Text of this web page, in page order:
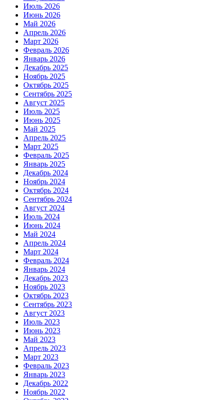
Июль 2026
Июнь 2026
Май 2026
Апрель 2026
Март 2026
Февраль 2026
Январь 2026
Декабрь 2025
Ноябрь 2025
Октябрь 2025
Сентябрь 2025
Август 2025
Июль 2025
Июнь 2025
Май 2025
Апрель 2025
Март 2025
Февраль 2025
Январь 2025
Декабрь 2024
Ноябрь 2024
Октябрь 2024
Сентябрь 2024
Август 2024
Июль 2024
Июнь 2024
Май 2024
Апрель 2024
Март 2024
Февраль 2024
Январь 2024
Декабрь 2023
Ноябрь 2023
Октябрь 2023
Сентябрь 2023
Август 2023
Июль 2023
Июнь 2023
Май 2023
Апрель 2023
Март 2023
Февраль 2023
Январь 2023
Декабрь 2022
Ноябрь 2022